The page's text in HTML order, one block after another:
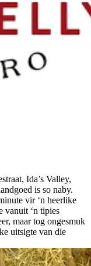
Ida’s Valley,
is so naby.
vir ‘n heerlike
vanuit ‘n tipies
maar tog ongesmuk
uitsigte van die